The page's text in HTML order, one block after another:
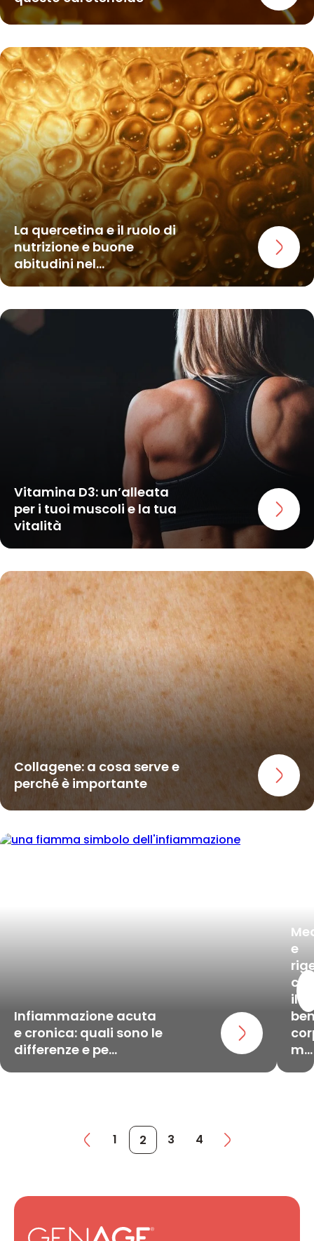
La quercetina e il ruolo di
nutrizione e buone
abitudini nel...
Vitamina D3: un’alleata
per i tuoi muscoli e la tua
vitalità
Collagene: a cosa serve e
perché è importante
Infiammazione acuta
e cronica: quali sono le
differenze e pe...
e
il
m...
1 2 3 4